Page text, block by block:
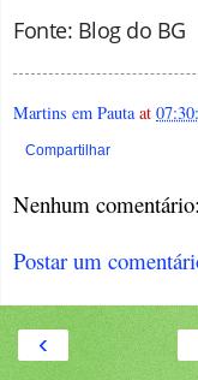
Fonte: Blog do BG
Martins em Pauta at
Compartilhar
Nenhum comentário:
Postar um
‹